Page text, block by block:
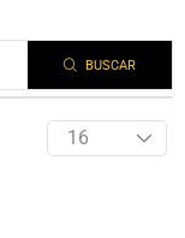
BUSCAR